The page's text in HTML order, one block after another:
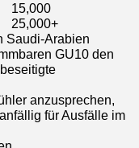
15,000
25,000+
Saudi-Arabien
GU10 den
anzusprechen,
für Ausfälle im